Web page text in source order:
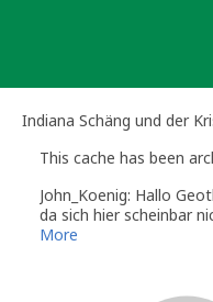
Indiana Schäng und der
This cache has been
John_Koenig: Hallo
da sich hier scheinbar
Falls Du diese
More